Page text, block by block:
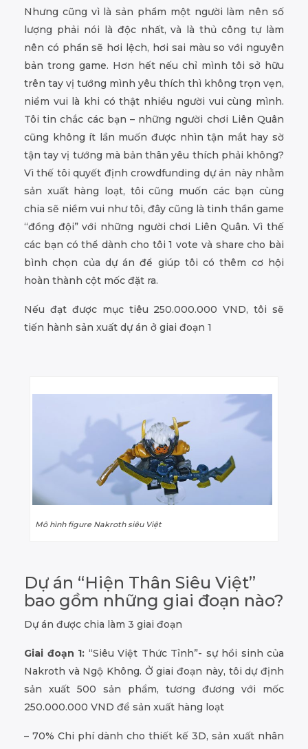
Nhưng cũng vì là sản phẩm một người làm nên số
lượng phải nói là độc nhất, và là thủ công tự làm
nên có phần sẽ hơi lệch, hơi sai màu so với nguyên
bản trong game. Hơn hết nếu chỉ mình tôi sở hữu
trên tay vị tướng mình yêu thích thì không trọn vẹn,
niềm vui là khi có thật nhiều người vui cùng mình.
Tôi tin chắc các bạn – những người chơi Liên Quân
cũng không ít lần muốn được nhìn tận mắt hay sờ
tận tay vị tướng mà bản thân yêu thích phải không?
Vì thế tôi quyết định crowdfunding dự án này nhằm
sản xuất hàng loạt, tôi cũng muốn các bạn cùng
chia sẽ niềm vui như tôi, đây cũng là tinh thần game
“đồng đội” với những người chơi Liên Quân. Vì thế
các bạn có thể dành cho tôi 1 vote và share cho bài
bình chọn của dự án để giúp tôi có thêm cơ hội
hoàn thành cột mốc đặt ra.
Nếu đạt được mục tiêu 250.000.000 VND, tôi sẽ
tiến hành sản xuất dự án ở giai đoạn 1
Mô hình figure Nakroth siêu Việt
Dự án “Hiện Thân Siêu Việt”
bao gồm những giai đoạn nào?
Dự án được chia làm 3 giai đoạn
Giai đoạn 1: “Siêu Việt Thức Tỉnh”- sự hồi sinh của
Nakroth và Ngộ Không. Ở giai đoạn này, tôi dự định
sản xuất 500 sản phẩm, tương đương với mốc
250.000.000 VND để sản xuất hàng loạt
– 70% Chi phí dành cho thiết kế 3D, sản xuất nhân